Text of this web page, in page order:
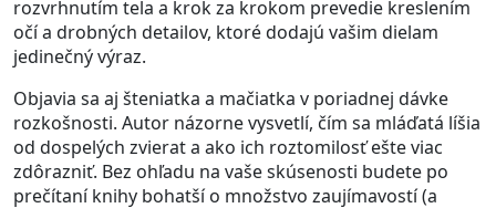
rozvrhnutím tela a krok za krokom prevedie kreslením
očí a drobných detailov, ktoré dodajú vašim dielam
jedinečný výraz.
Objavia sa aj šteniatka a mačiatka v poriadnej dávke
rozkošnosti. Autor názorne vysvetlí, čím sa mláďatá líšia
od dospelých zvierat a ako ich roztomilosť ešte viac
zdôrazniť. Bez ohľadu na vaše skúsenosti budete po
prečítaní knihy bohatší o množstvo zaujímavostí (a